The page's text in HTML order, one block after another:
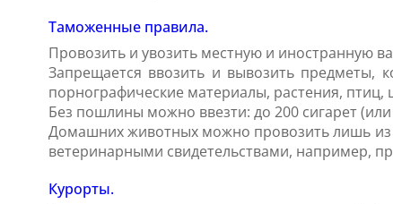
Таможенные правила.
Провозить и увозить местную и иностранную
Запрещается ввозить и вывозить предметы,
порнографические материалы, растения, птиц,
Без пошлины можно ввезти: до 200 сигарет (или
Домашних животных можно провозить лишь
ветеринарными свидетельствами, например,
Курорты.